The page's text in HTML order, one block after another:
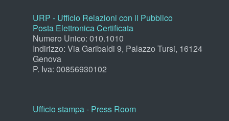
URP - Ufficio Relazioni con il Pubblico
Posta Elettronica Certificata
Numero Unico: 010.1010
Indirizzo: Via Garibaldi 9, Palazzo Tursi, 16124
Genova
P. Iva: 00856930102
Ufficio stampa - Press Room